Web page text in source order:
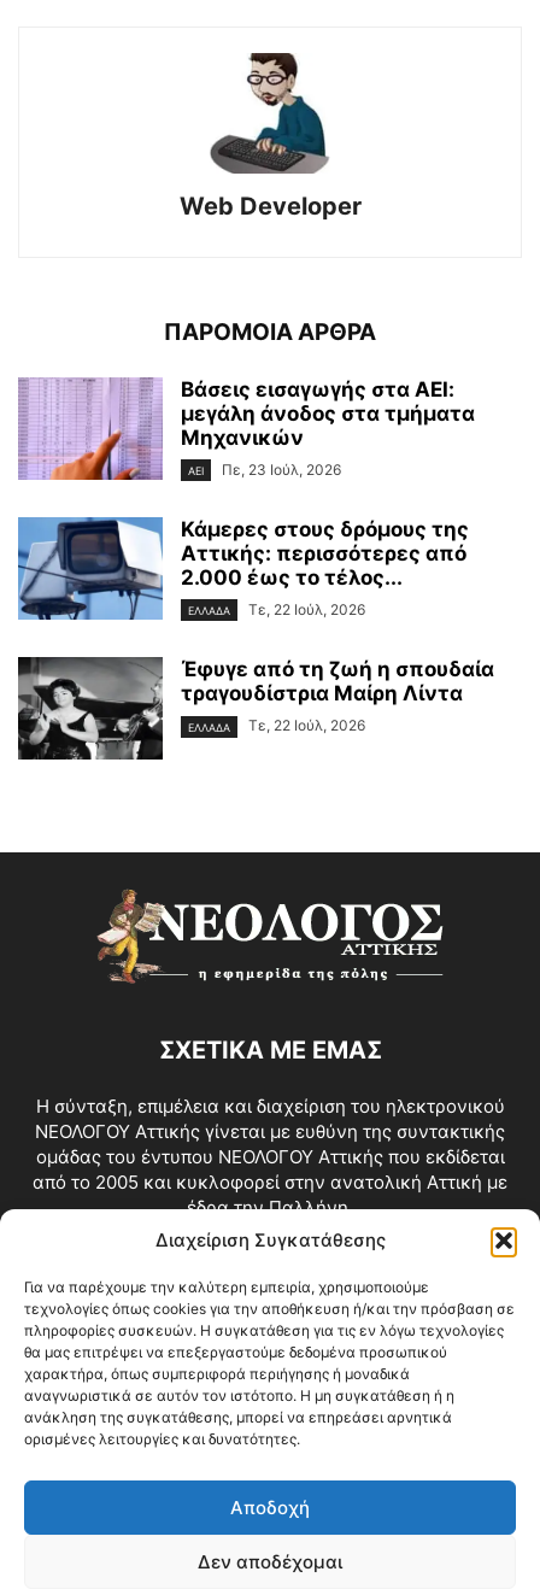
Διαχείριση Συγκατάθεσης
Για να παρέχουμε την καλύτερη εμπειρία, χρησιμοποιούμε
τεχνολογίες όπως cookies για την αποθήκευση ή/και την πρόσβαση σε
πληροφορίες συσκευών. Η συγκατάθεση για τις εν λόγω τεχνολογίες
θα μας επιτρέψει να επεξεργαστούμε δεδομένα προσωπικού
χαρακτήρα, όπως συμπεριφορά περιήγησης ή μοναδικά
αναγνωριστικά σε αυτόν τον ιστότοπο. Η μη συγκατάθεση ή η
ανάκληση της συγκατάθεσης, μπορεί να επηρεάσει αρνητικά
ορισμένες λειτουργίες και δυνατότητες.
Αποδοχή
Δεν αποδέχομαι
Web Developer
ΠΑΡΟΜΟΙΑ ΑΡΘΡΑ
Βάσεις εισαγωγής στα ΑΕΙ:
μεγάλη άνοδος στα τμήματα
Μηχανικών
ΑΕΙ Πε, 23 Ιούλ, 2026
Κάμερες στους δρόμους της
Αττικής: περισσότερες από
2.000 έως το τέλος...
ΕΛΛΑΔΑ Τε, 22 Ιούλ, 2026
Έφυγε από τη ζωή η σπουδαία
τραγουδίστρια Μαίρη Λίντα
ΕΛΛΑΔΑ Τε, 22 Ιούλ, 2026
ΣΧΕΤΙΚΑ ΜΕ ΕΜΑΣ
Η σύνταξη, επιμέλεια και διαχείριση του ηλεκτρονικού
ΝΕΟΛΟΓΟΥ Αττικής γίνεται με ευθύνη της συντακτικής
ομάδας του έντυπου ΝΕΟΛΟΓΟΥ Αττικής που εκδίδεται
από το 2005 και κυκλοφορεί στην ανατολική Αττική με
έδρα την Παλλήνη.
Επικοινωνία:info@neologosattikis.gr
ΑΚΟΛΟΥΘΗΣΕ ΜΑΣ
Videos Όροι Χρήσης